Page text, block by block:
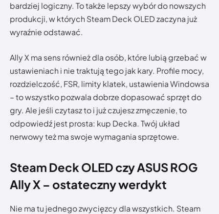
bardziej logiczny. To także lepszy wybór do nowszych
produkcji, w których Steam Deck OLED zaczyna już
wyraźnie odstawać.
Ally X ma sens również dla osób, które lubią grzebać w
ustawieniach i nie traktują tego jak kary. Profile mocy,
rozdzielczość, FSR, limity klatek, ustawienia Windowsa
– to wszystko pozwala dobrze dopasować sprzęt do
gry. Ale jeśli czytasz to i już czujesz zmęczenie, to
odpowiedź jest prosta: kup Decka. Twój układ
nerwowy też ma swoje wymagania sprzętowe.
Steam Deck OLED czy ASUS ROG
Ally X – ostateczny werdykt
Nie ma tu jednego zwycięzcy dla wszystkich. Steam